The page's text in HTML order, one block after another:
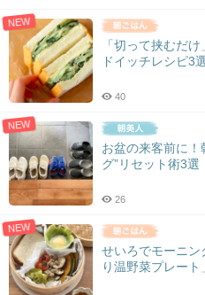
NEW
「切って挟むだ
ドイッチレシピ3
40
NEW
お盆の来客前に！
グ”リセット術3選
26
NEW
せいろでモーニン
り温野菜プレート」